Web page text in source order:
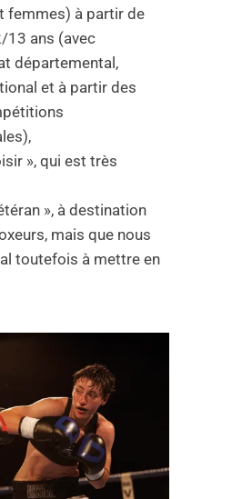
femmes) à partir de
13 ans (avec
départemental,
et à partir des
», qui est très
», à destination
mais que nous
toutefois à mettre en